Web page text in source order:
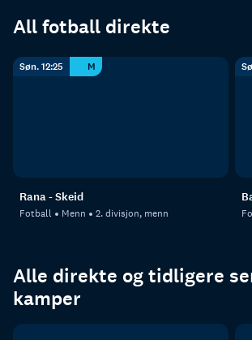
All fotball direkte
Søn. 12:25 M
Rana - Skeid
Fotball Menn 2. divisjon, menn
Alle direkte og tidligere
kamper